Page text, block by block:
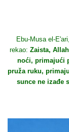
Ebu-Musa el-
rekao: Zaista,
noći, primajući
pruža ruku,
sunce ne izađe